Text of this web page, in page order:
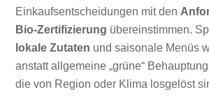
Einkaufsentscheidungen mit den
Bio-Zertifizierung übereinstimmen.
lokale Zutaten und saisonale Menüs
anstatt allgemeine „grüne“
die von Region oder Klima losgelöst